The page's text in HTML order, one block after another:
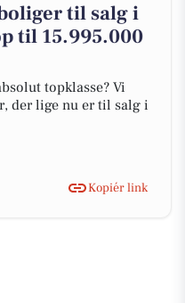
til salg i
til 15.995.000
topklasse? Vi
der lige nu er til salg i
Kopiér link